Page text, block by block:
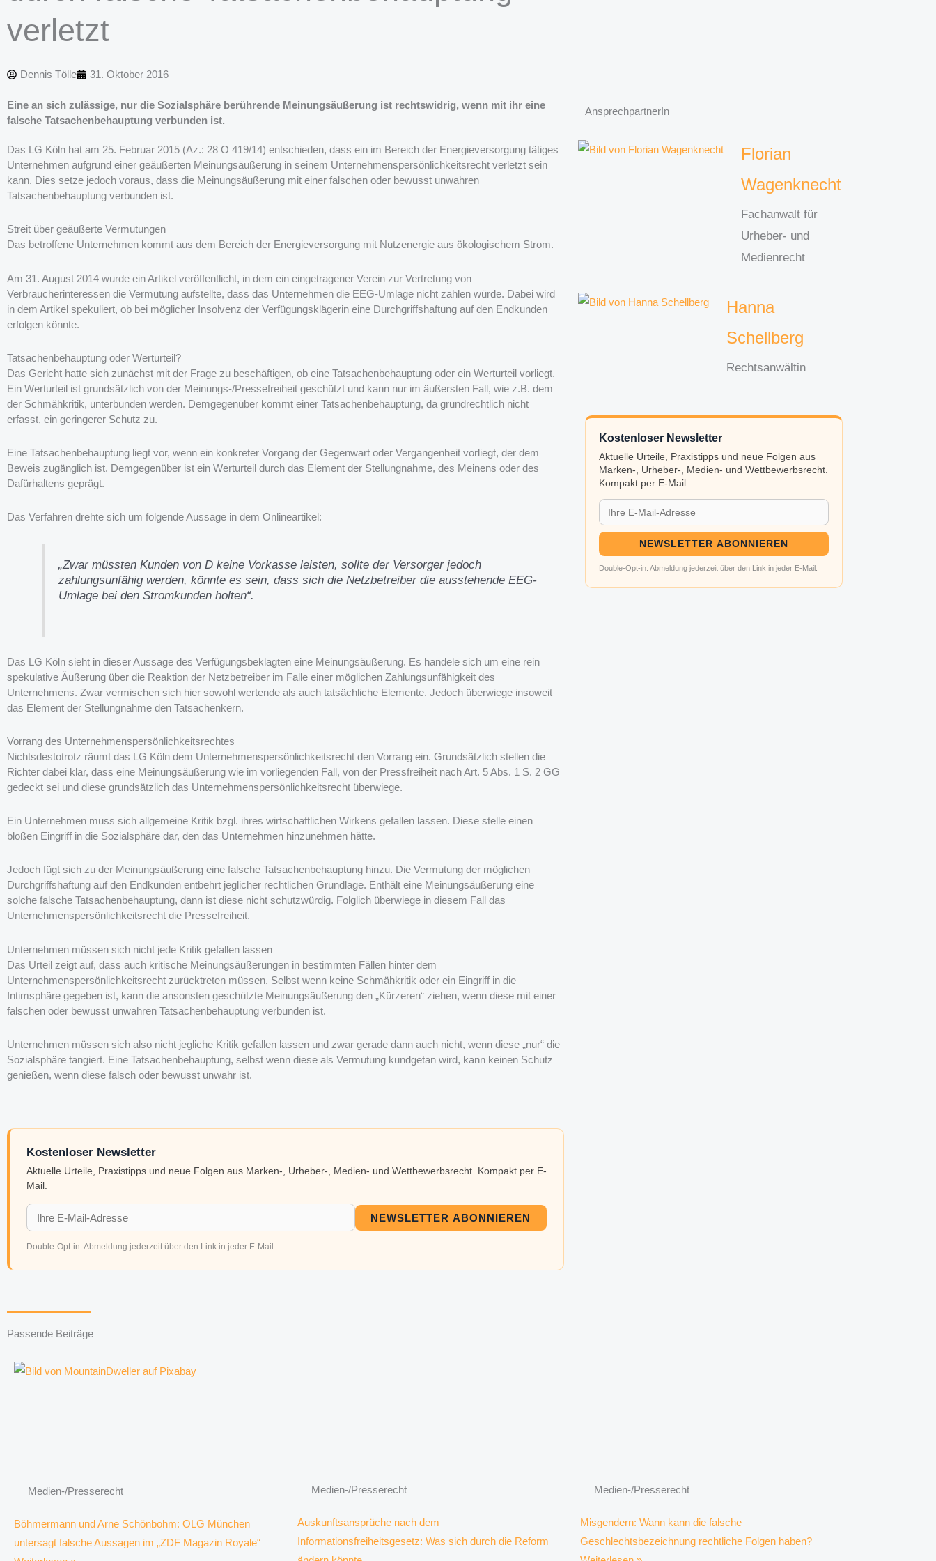
verletzt
Dennis Tölle 31. Oktober 2016
Eine an sich zulässige, nur die Sozialsphäre berührende Meinungsäußerung ist rechtswidrig, wenn mit ihr eine
falsche Tatsachenbehauptung verbunden ist.
Das LG Köln hat am 25. Februar 2015 (Az.: 28 O 419/14) entschieden, dass ein im Bereich der Energieversorgung tätiges
Unternehmen aufgrund einer geäußerten Meinungsäußerung in seinem Unternehmenspersönlichkeitsrecht verletzt sein
kann. Dies setze jedoch voraus, dass die Meinungsäußerung mit einer falschen oder bewusst unwahren
Tatsachenbehauptung verbunden ist.
Streit über geäußerte Vermutungen
Das betroffene Unternehmen kommt aus dem Bereich der Energieversorgung mit Nutzenergie aus ökologischem Strom.
Am 31. August 2014 wurde ein Artikel veröffentlicht, in dem ein eingetragener Verein zur Vertretung von
Verbraucherinteressen die Vermutung aufstellte, dass das Unternehmen die EEG-Umlage nicht zahlen würde. Dabei wird
in dem Artikel spekuliert, ob bei möglicher Insolvenz der Verfügungsklägerin eine Durchgriffshaftung auf den Endkunden
erfolgen könnte.
Tatsachenbehauptung oder Werturteil?
Das Gericht hatte sich zunächst mit der Frage zu beschäftigen, ob eine Tatsachenbehauptung oder ein Werturteil vorliegt.
Ein Werturteil ist grundsätzlich von der Meinungs-/Pressefreiheit geschützt und kann nur im äußersten Fall, wie z.B. dem
der Schmähkritik, unterbunden werden. Demgegenüber kommt einer Tatsachenbehauptung, da grundrechtlich nicht
erfasst, ein geringerer Schutz zu.
Eine Tatsachenbehauptung liegt vor, wenn ein konkreter Vorgang der Gegenwart oder Vergangenheit vorliegt, der dem
Beweis zugänglich ist. Demgegenüber ist ein Werturteil durch das Element der Stellungnahme, des Meinens oder des
Dafürhaltens geprägt.
Das Verfahren drehte sich um folgende Aussage in dem Onlineartikel:
„Zwar müssten Kunden von D keine Vorkasse leisten, sollte der Versorger jedoch
zahlungsunfähig werden, könnte es sein, dass sich die Netzbetreiber die ausstehende EEG-
Umlage bei den Stromkunden holten“.
Das LG Köln sieht in dieser Aussage des Verfügungsbeklagten eine Meinungsäußerung. Es handele sich um eine rein
spekulative Äußerung über die Reaktion der Netzbetreiber im Falle einer möglichen Zahlungsunfähigkeit des
Unternehmens. Zwar vermischen sich hier sowohl wertende als auch tatsächliche Elemente. Jedoch überwiege insoweit
das Element der Stellungnahme den Tatsachenkern.
Vorrang des Unternehmenspersönlichkeitsrechtes
Nichtsdestotrotz räumt das LG Köln dem Unternehmenspersönlichkeitsrecht den Vorrang ein. Grundsätzlich stellen die
Richter dabei klar, dass eine Meinungsäußerung wie im vorliegenden Fall, von der Pressfreiheit nach Art. 5 Abs. 1 S. 2 GG
gedeckt sei und diese grundsätzlich das Unternehmenspersönlichkeitsrecht überwiege.
Ein Unternehmen muss sich allgemeine Kritik bzgl. ihres wirtschaftlichen Wirkens gefallen lassen. Diese stelle einen
bloßen Eingriff in die Sozialsphäre dar, den das Unternehmen hinzunehmen hätte.
Jedoch fügt sich zu der Meinungsäußerung eine falsche Tatsachenbehauptung hinzu. Die Vermutung der möglichen
Durchgriffshaftung auf den Endkunden entbehrt jeglicher rechtlichen Grundlage. Enthält eine Meinungsäußerung eine
solche falsche Tatsachenbehauptung, dann ist diese nicht schutzwürdig. Folglich überwiege in diesem Fall das
Unternehmenspersönlichkeitsrecht die Pressefreiheit.
Unternehmen müssen sich nicht jede Kritik gefallen lassen
Das Urteil zeigt auf, dass auch kritische Meinungsäußerungen in bestimmten Fällen hinter dem
Unternehmenspersönlichkeitsrecht zurücktreten müssen. Selbst wenn keine Schmähkritik oder ein Eingriff in die
Intimsphäre gegeben ist, kann die ansonsten geschützte Meinungsäußerung den „Kürzeren“ ziehen, wenn diese mit einer
falschen oder bewusst unwahren Tatsachenbehauptung verbunden ist.
Unternehmen müssen sich also nicht jegliche Kritik gefallen lassen und zwar gerade dann auch nicht, wenn diese „nur“ die
Sozialsphäre tangiert. Eine Tatsachenbehauptung, selbst wenn diese als Vermutung kundgetan wird, kann keinen Schutz
genießen, wenn diese falsch oder bewusst unwahr ist.
Kostenloser Newsletter
Aktuelle Urteile, Praxistipps und neue Folgen aus Marken-, Urheber-, Medien- und Wettbewerbsrecht. Kompakt per E-
Mail.
NEWSLETTER ABONNIEREN
Double-Opt-in. Abmeldung jederzeit über den Link in jeder E-Mail.
AnsprechpartnerIn
Florian
Wagenknecht
Fachanwalt für
Urheber- und
Medienrecht
Hanna
Schellberg
Rechtsanwältin
Kostenloser Newsletter
Aktuelle Urteile, Praxistipps und neue Folgen aus
Marken-, Urheber-, Medien- und Wettbewerbsrecht.
Kompakt per E-Mail.
NEWSLETTER ABONNIEREN
Double-Opt-in. Abmeldung jederzeit über den Link in jeder E-Mail.
Passende Beiträge
Medien-/Presserecht
Böhmermann und Arne Schönbohm: OLG München
untersagt falsche Aussagen im „ZDF Magazin Royale“
Medien-/Presserecht
Auskunftsansprüche nach dem
Informationsfreiheitsgesetz: Was sich durch die Reform
Medien-/Presserecht
Misgendern: Wann kann die falsche
Geschlechtsbezeichnung rechtliche Folgen haben?